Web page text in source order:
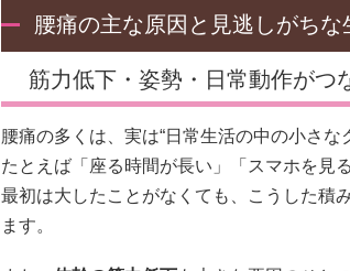
腰痛の主な原因と見逃しがちな
筋力低下・姿勢・日常動作がつ
腰痛の多くは、実は“日常生活の中の小さな
たとえば「座る時間が長い」「スマホを見
最初は大したことがなくても、こうした積
ます。